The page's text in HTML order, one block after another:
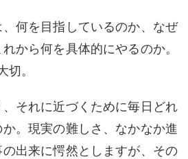
何を目指しているのか、なぜ
から何を具体的にやるのか。
切。
それに近づくために毎日どれ
。現実の難しさ、なかなか進
出来に愕然としますが、その